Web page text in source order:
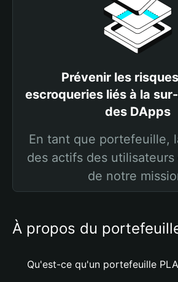
Prévenir les
escroqueries liés à la
des DApps
En tant que portefeuille,
des actifs des
de notre
À propos du
Qu'est-ce qu'un portefeuille